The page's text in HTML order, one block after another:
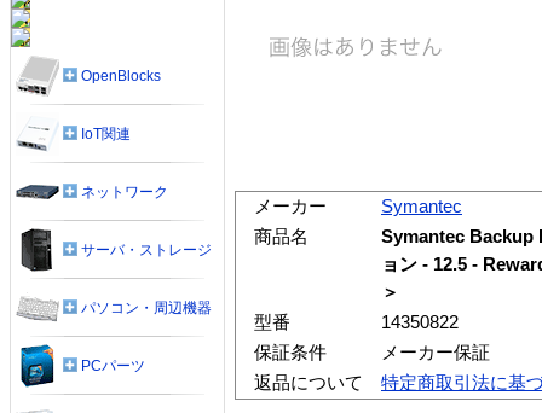
メーカー
Symantec
商品名
Symantec Backup
ョン - 12.5 -
＞
型番
14350822
保証条件
メーカー保証
返品について
特定商取引法に基
OpenBlocks
IoT関連
ネットワーク
サーバ・ストレージ
パソコン・周辺機器
PCパーツ